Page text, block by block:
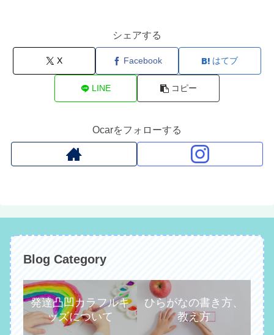
シェアする
X Facebook はてブ
LINE コピー
Ocarをフォローする
Blog Category
発達凸凹カラフルキ
ッズについて
ひらがなの書き方、
教え方